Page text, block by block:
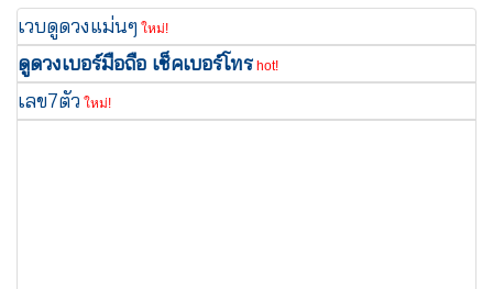
เวบดูดวงแม่นๆ ใหม่!
ดูดวงเบอร์มือถือ เช็คเบอร์โทร hot!
เลข7ตัว ใหม่!